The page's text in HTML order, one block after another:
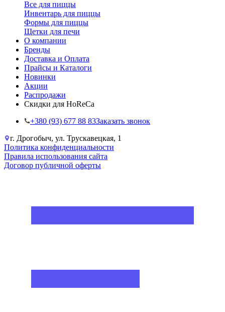
Все для пиццы
Инвентарь для пиццы
Формы для пиццы
Щетки для печи
О компании
Бренды
Доставка и Оплата
Прайсы и Каталоги
Новинки
Акции
Распродажи
Скидки для HoReCa
+38‎0 (93) 677 88 83Заказать звонок
г. Дрогобыч, ул. Трускавецкая, 1
Политика конфиденциальности
Правила использования сайта
Договор публичной оферты